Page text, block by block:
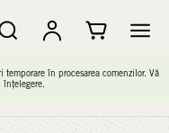
în procesarea comenzilor. Vă